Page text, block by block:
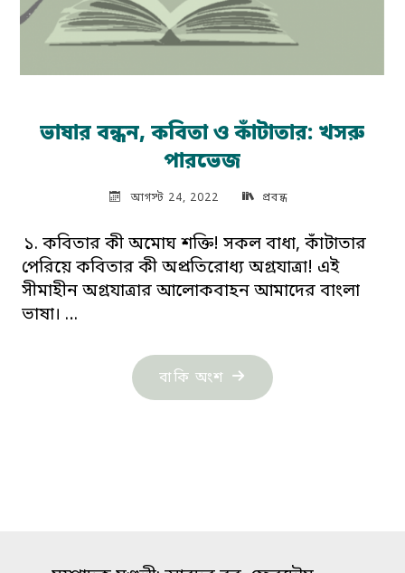
ভাষার বন্ধন, কবিতা ও কাঁটাতার: খসরু
পারভেজ
আগস্ট 24, 2022 প্রবন্ধ
১. কবিতার কী অমোঘ শক্তি! সকল বাধা, কাঁটাতার
পেরিয়ে কবিতার কী অপ্রতিরোধ‍্য অগ্রযাত্রা! এই
সীমাহীন অগ্রযাত্রার আলোকবাহন আমাদের বাংলা
ভাষা। …
বাকি অংশ "ভাষার
বন্ধন,